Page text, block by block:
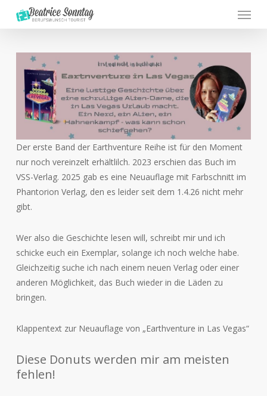
content
Menu
Der erste Band der Earthventure Reihe ist für den Moment
nur noch vereinzelt erhältlilch. 2023 erschien das Buch im
VSS-Verlag. 2025 gab es eine Neuauflage mit Farbschnitt im
Phantorion Verlag, den es leider seit dem 1.4.26 nicht mehr
gibt.
Wer also die Geschichte lesen will, schreibt mir und ich
schicke euch ein Exemplar, solange ich noch welche habe.
Gleichzeitig suche ich nach einem neuen Verlag oder einer
anderen Möglichkeit, das Buch wieder in die Läden zu
bringen.
Klappentext zur Neuauflage von „Earthventure in Las Vegas“
Diese Donuts werden mir am meisten
fehlen!